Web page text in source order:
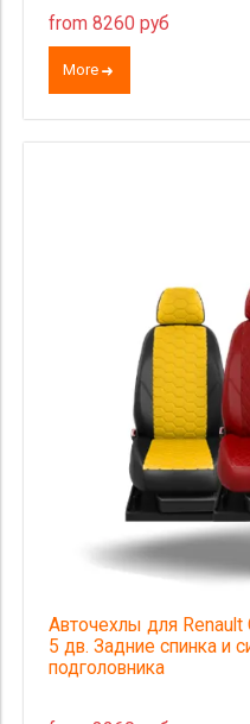
from 8260 руб
More
Авточехлы для
5 дв. Задние спинка и
подголовника